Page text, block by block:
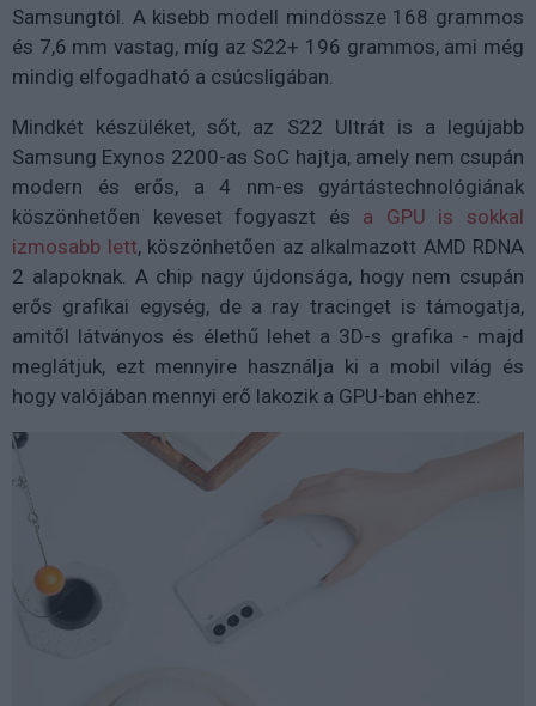
Samsungtól. A kisebb modell mindössze 168 grammos
és 7,6 mm vastag, míg az S22+ 196 grammos, ami még
mindig elfogadható a csúcsligában.
Mindkét készüléket, sőt, az S22 Ultrát is a legújabb
Samsung Exynos 2200-as SoC hajtja, amely nem csupán
modern és erős, a 4 nm-es gyártástechnológiának
köszönhetően keveset fogyaszt és a GPU is sokkal
izmosabb lett, köszönhetően az alkalmazott AMD RDNA
2 alapoknak. A chip nagy újdonsága, hogy nem csupán
erős grafikai egység, de a ray tracinget is támogatja,
amitől látványos és élethű lehet a 3D-s grafika - majd
meglátjuk, ezt mennyire használja ki a mobil világ és
hogy valójában mennyi erő lakozik a GPU-ban ehhez.